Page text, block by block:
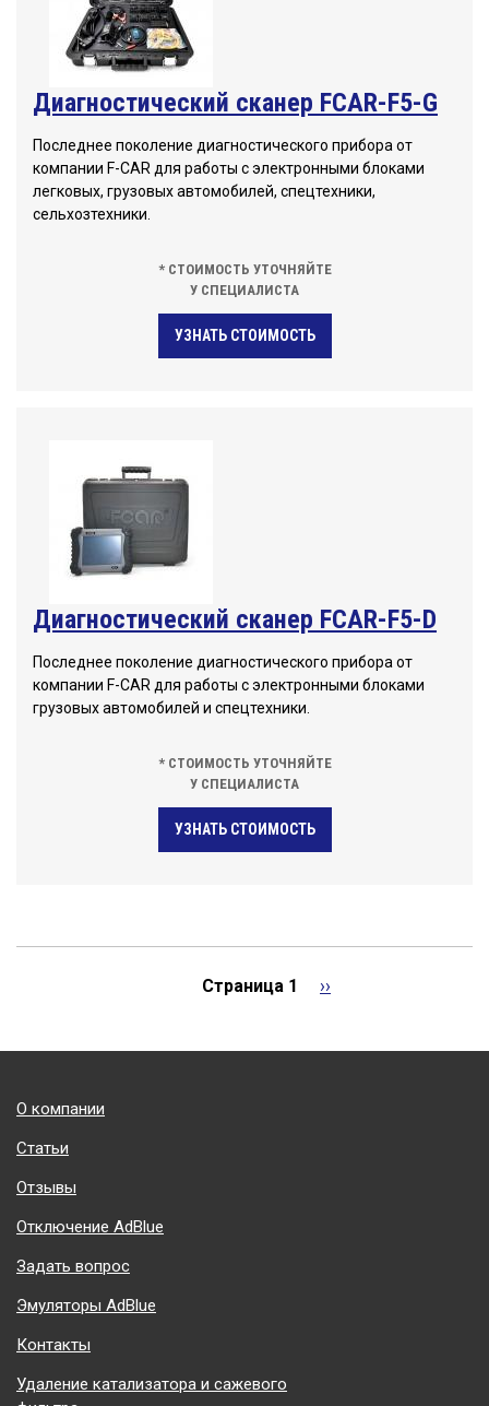
Диагностический сканер FCAR-F5-G
Последнее поколение диагностического прибора от
компании F-CAR для работы с электронными блоками
легковых, грузовых автомобилей, спецтехники,
сельхозтехники.
* СТОИМОСТЬ УТОЧНЯЙТЕ
У СПЕЦИАЛИСТА
УЗНАТЬ СТОИМОСТЬ
Диагностический сканер FCAR-F5-D
Последнее поколение диагностического прибора от
компании F-CAR для работы с электронными блоками
грузовых автомобилей и спецтехники.
* СТОИМОСТЬ УТОЧНЯЙТЕ
У СПЕЦИАЛИСТА
УЗНАТЬ СТОИМОСТЬ
Страница 1
Следующая
››
Подвал
О компании
Статьи
Отзывы
Отключение AdBlue
Задать вопрос
Эмуляторы AdBlue
Контакты
Удаление катализатора и сажевого